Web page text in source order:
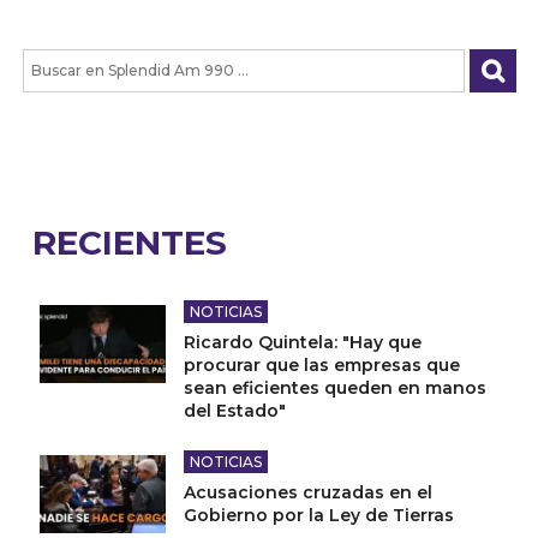
RECIENTES
NOTICIAS
Ricardo Quintela: "Hay que
procurar que las empresas que
sean eficientes queden en manos
del Estado"
NOTICIAS
Acusaciones cruzadas en el
Gobierno por la Ley de Tierras